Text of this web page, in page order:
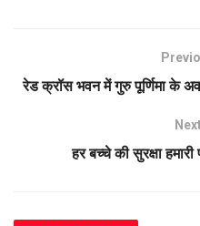
रेड क्रॉस भवन में गुरु पूर्णिमा के
हर बच्चे की सुरक्षा